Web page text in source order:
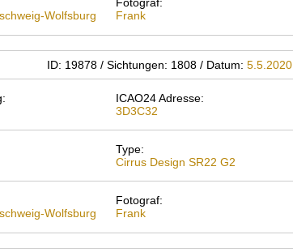
Wolfsburg
Frank
ID: 19878 / Sichtungen: 1808 / Datum: 5.5.2020
ICAO24 Adresse:
3D3C32
Type:
Cirrus Design SR22 G2
Wolfsburg
Fotograf:
Frank